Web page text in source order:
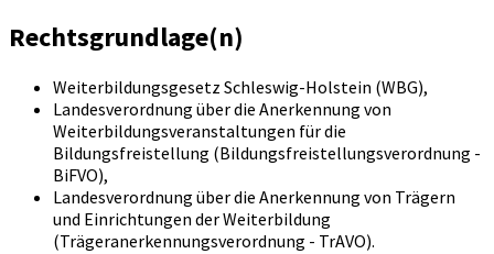
Rechtsgrundlage(n)
Weiterbildungsgesetz Schleswig-Holstein (WBG),
Landesverordnung über die Anerkennung von
Weiterbildungsveranstaltungen für die
Bildungsfreistellung (Bildungsfreistellungsverordnung -
BiFVO),
Landesverordnung über die Anerkennung von Trägern
und Einrichtungen der Weiterbildung
(Trägeranerkennungsverordnung - TrAVO).